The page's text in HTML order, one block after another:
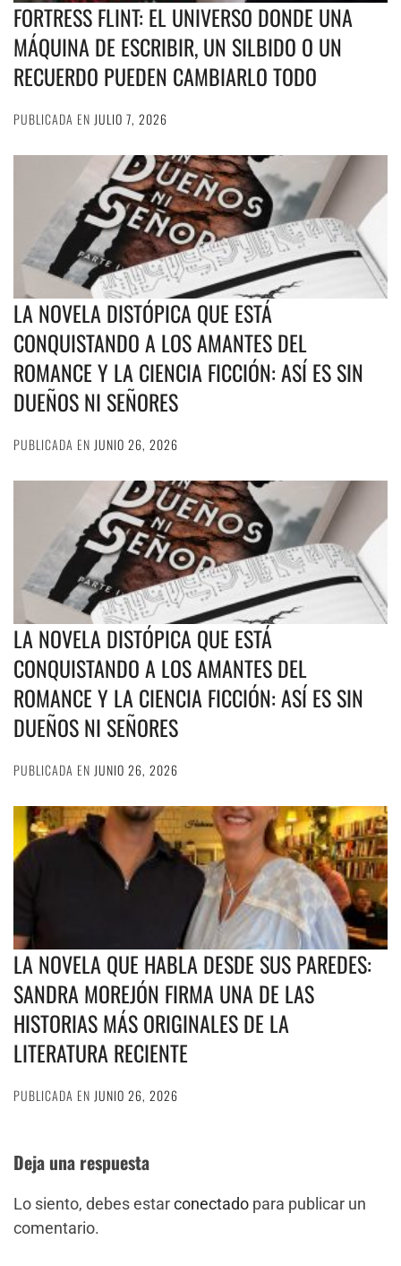
FORTRESS FLINT: EL UNIVERSO DONDE UNA
MÁQUINA DE ESCRIBIR, UN SILBIDO O UN
RECUERDO PUEDEN CAMBIARLO TODO
PUBLICADA EN JULIO 7, 2026
LA NOVELA DISTÓPICA QUE ESTÁ
CONQUISTANDO A LOS AMANTES DEL
ROMANCE Y LA CIENCIA FICCIÓN: ASÍ ES SIN
DUEÑOS NI SEÑORES
PUBLICADA EN JUNIO 26, 2026
LA NOVELA DISTÓPICA QUE ESTÁ
CONQUISTANDO A LOS AMANTES DEL
ROMANCE Y LA CIENCIA FICCIÓN: ASÍ ES SIN
DUEÑOS NI SEÑORES
PUBLICADA EN JUNIO 26, 2026
LA NOVELA QUE HABLA DESDE SUS PAREDES:
SANDRA MOREJÓN FIRMA UNA DE LAS
HISTORIAS MÁS ORIGINALES DE LA
LITERATURA RECIENTE
PUBLICADA EN JUNIO 26, 2026
Deja una respuesta
Lo siento, debes estarconectado para publicar un
comentario.